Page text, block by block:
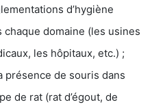
d’hygiène
domaine (les usines
les hôpitaux, etc.) ;
présence de souris dans
de rat (rat d’égout, de